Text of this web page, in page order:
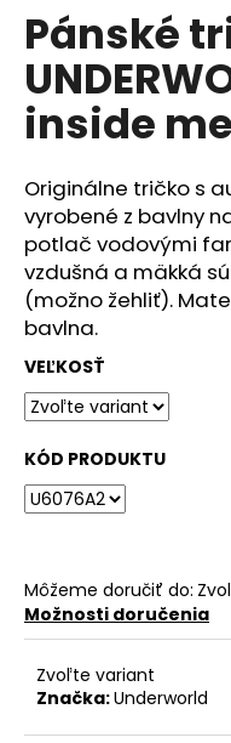
produktu
je
0,0
z
5
hviezdičiek.
Pánské
inside me
Originálne tričko s
vyrobené z bavlny
potlač vodovými
vzdušná a mäkká
(možno žehliť).
bavlna.
VEĽKOSŤ
KÓD PRODUKTU
Môžeme doručiť do:
Možnosti doručenia
Zvoľte variant
Značka:Underworld
a
m
e
TRIČKO
UNDERWORLD
FOREST
€29